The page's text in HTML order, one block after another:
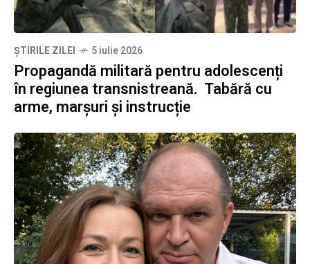
ȘTIRILE ZILEI 5 iulie 2026
Propagandă militară pentru adolescenți
în regiunea transnistreană. Tabără cu
arme, marșuri și instrucție